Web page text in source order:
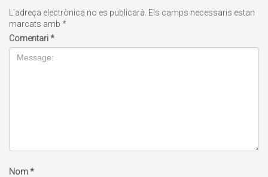
L'adreça electrònica no es publicarà. Els camps necessaris estan
marcats amb *
Comentari*
Nom*